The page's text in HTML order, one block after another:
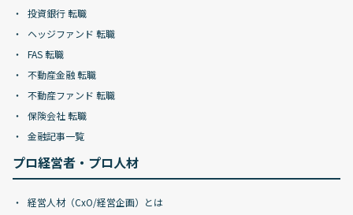
投資銀行 転職
ヘッジファンド 転職
FAS 転職
不動産金融 転職
不動産ファンド 転職
保険会社 転職
金融記事一覧
プロ経営者・プロ人材
経営人材（CxO/経営企画）とは